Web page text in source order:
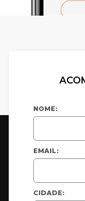
NOME:
EMAIL:
CIDADE: